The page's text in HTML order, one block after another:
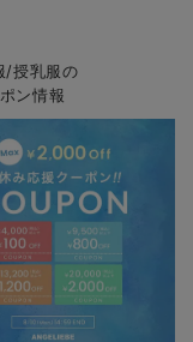
/授乳服の
ン情報